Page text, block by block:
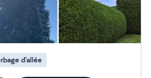
voir ailleurs.
d'allée